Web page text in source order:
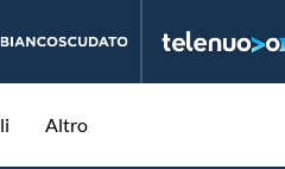
Altro